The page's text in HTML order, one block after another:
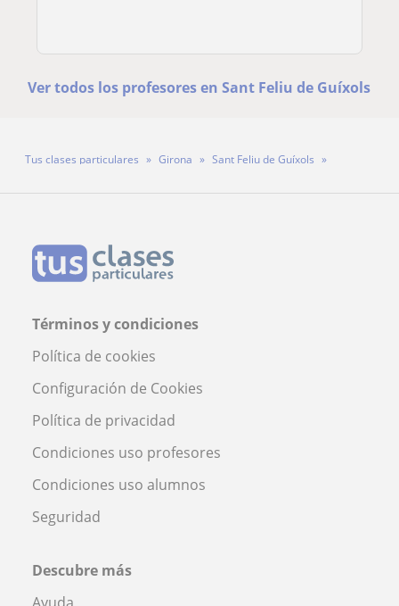
Ver todos los profesores en Sant Feliu de Guíxols
Tus clases particulares Girona
Sant Feliu de Guíxols
Términos y condiciones
Política de cookies
Configuración de Cookies
Política de privacidad
Condiciones uso profesores
Condiciones uso alumnos
Seguridad
Descubre más